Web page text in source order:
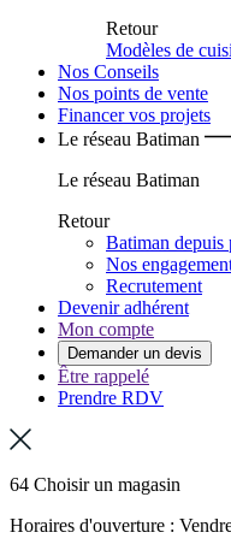
Retour
Modèles de
Nos Conseils
Nos points de vente
Financer vos projets
Le réseau Batiman
Le réseau Batiman
Retour
Batiman depuis
Nos
Recrutement
Devenir adhérent
Mon compte
Demander un devis
Être rappelé
Prendre RDV
64 Choisir un magasin
Horaires d'ouverture :